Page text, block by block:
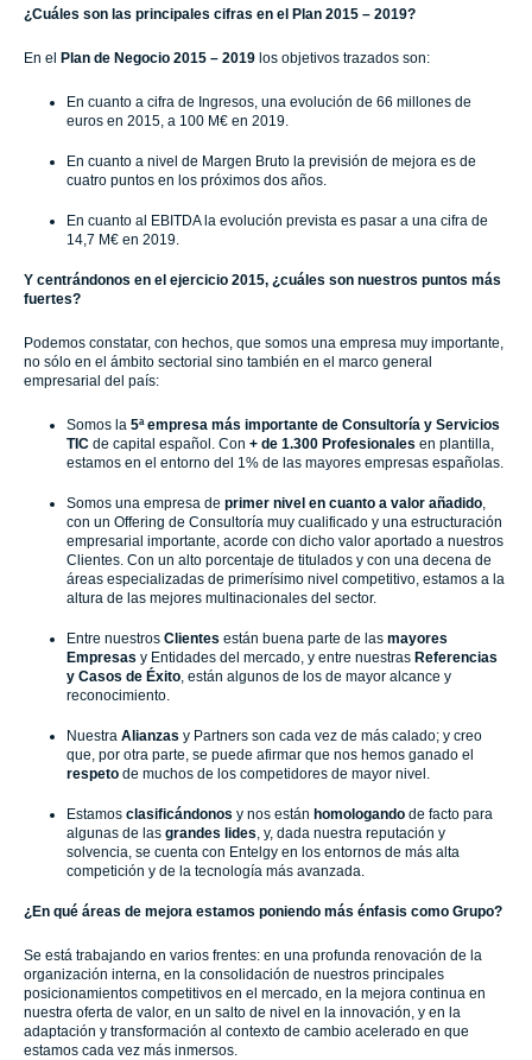
¿Cuáles son las principales cifras en el Plan 2015 – 2019?
En el Plan de Negocio 2015 – 2019 los objetivos trazados son:
En cuanto a cifra de Ingresos, una evolución de 66 millones de
euros en 2015, a 100 M€ en 2019.
En cuanto a nivel de Margen Bruto la previsión de mejora es de
cuatro puntos en los próximos dos años.
En cuanto al EBITDA la evolución prevista es pasar a una cifra de
14,7 M€ en 2019.
Y centrándonos en el ejercicio 2015, ¿cuáles son nuestros puntos más
fuertes?
Podemos constatar, con hechos, que somos una empresa muy importante,
no sólo en el ámbito sectorial sino también en el marco general
empresarial del país:
Somos la 5ª empresa más importante de Consultoría y Servicios
TIC de capital español. Con + de 1.300 Profesionales en plantilla,
estamos en el entorno del 1% de las mayores empresas españolas.
Somos una empresa de primer nivel en cuanto a valor añadido
con un Offering de Consultoría muy cualificado y una estructuración
empresarial importante, acorde con dicho valor aportado a nuestros
Clientes. Con un alto porcentaje de titulados y con una decena de
áreas especializadas de primerísimo nivel competitivo, estamos a la
altura de las mejores multinacionales del sector.
Entre nuestros Clientes están buena parte de las mayores
Empresas y Entidades del mercado, y entre nuestras Referencias
y Casos de Éxito , están algunos de los de mayor alcance y
reconocimiento.
Nuestra Alianzas y Partners son cada vez de más calado; y creo
que, por otra parte, se puede afirmar que nos hemos ganado el
respeto de muchos de los competidores de mayor nivel.
Estamos clasificándonos y nos están homologando de facto para
algunas de las grandes lides , y, dada nuestra reputación y
solvencia, se cuenta con Entelgy en los entornos de más alta
competición y de la tecnología más avanzada.
¿En qué áreas de mejora estamos poniendo más énfasis como Grupo?
Se está trabajando en varios frentes: en una profunda renovación de la
organización interna, en la consolidación de nuestros principales
posicionamientos competitivos en el mercado, en la mejora continua en
nuestra oferta de valor, en un salto de nivel en la innovación, y en la
adaptación y transformación al contexto de cambio acelerado en que
estamos cada vez más inmersos.